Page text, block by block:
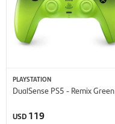
PLAYSTATION
DualSense PS5 - Remix Green
USD 119